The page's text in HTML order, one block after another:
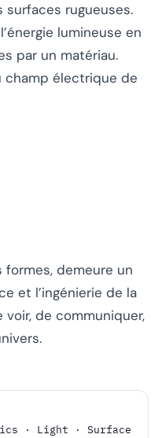
rugueuses.
lumineuse en
par un matériau.
champ électrique de
formes, demeure un
et l’ingénierie de la
de communiquer,
· Light · Surface